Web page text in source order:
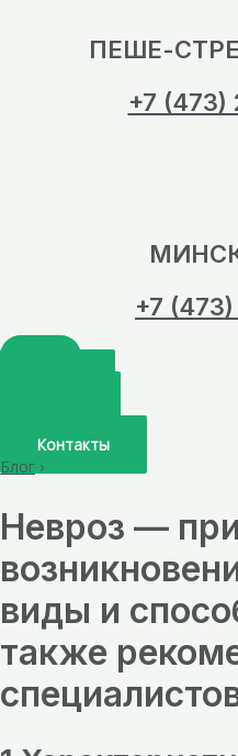
ПЕШЕ-
+7
+7
Контакты
Блог ›
Невроз —
виды и
также